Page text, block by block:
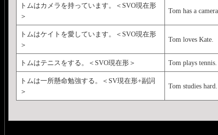
トムはカメラを持っています。＜SVO現在形
＞
Tom has a
トムはケイトを愛しています。＜SVO現在形
＞
Tom loves Kate.
トムはテニスをする。＜SVO現在形＞ Tom plays tennis.
トムは一所懸命勉強する。＜SV現在形+副詞
＞
Tom studies hard.